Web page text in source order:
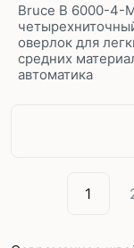
Bruce B 6000-4-
оверлок для
средних
автоматика
1